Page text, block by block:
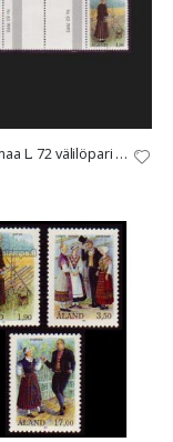
Ahvenanmaa L. 72 välilöpari numerolla